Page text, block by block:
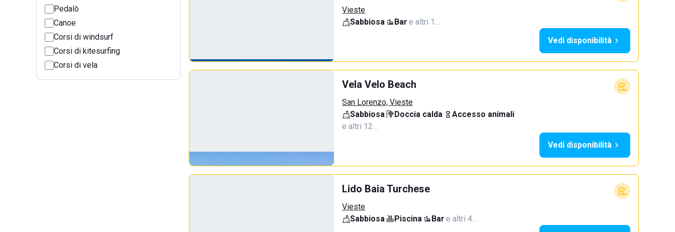
Pedalò
Canoe
Corsi di windsurf
Corsi di kitesurfing
Corsi di vela
Vieste
Sabbiosa· Bar·e altri 1…
Vedi disponibilità
Vela Velo Beach
San Lorenzo, Vieste
Sabbiosa· Doccia calda· Accesso animali·
e altri 12…
Vedi disponibilità
Lido Baia Turchese
Vieste
Sabbiosa· Piscina· Bar·e altri 4…